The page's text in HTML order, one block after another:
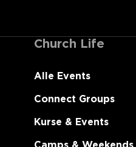
Church Life
Alle Events
Connect Groups
Kurse & Events